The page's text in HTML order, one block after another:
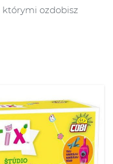
którymi ozdobisz